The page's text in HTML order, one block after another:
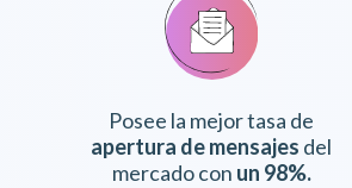
Posee la mejor tasa de
apertura de mensajes del
mercado con un 98%.